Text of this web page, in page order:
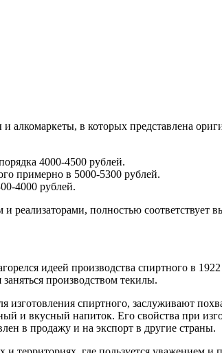
в которых представлена
4000-4500 рублей.
примерно в 5000-5300 рублей.
4000 рублей.
реализаторами, полностью соответствует
идеей производства спиртного в
производством текилы.
изготовления спиртного, заслуживают
и вкусный напиток. Его свойства при
в продажу и на экспорт в другие страны.